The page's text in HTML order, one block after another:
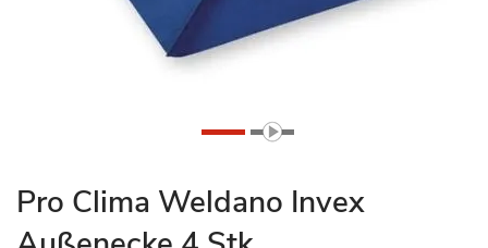
Zum
Anfang
der
Pro Clima Weldano Invex